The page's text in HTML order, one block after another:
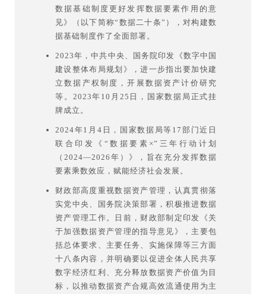
数据基础制度更好发挥数据要素作用的意
见》（以下简称“数据二十条”），对构建数
据基础制度作了全面部署。
2023年，中共中央、国务院印发《数字中国
建设整体布局规划》，进一步指出要加快建
立数据产权制度，开展数据资产计价研究
等。2023年10月25日，国家数据局正式挂
牌成立。
2024年1月4日，国家数据局等17部门近日
联合印发《“数据要素×”三年行动计划
（2024—2026年）》，旨在充分发挥数据
要素乘数效应，赋能经济社会发展。
财政部高度重视数据资产管理，认真贯彻落
实党中央、国务院决策部署，积极推进数据
资产管理工作。日前，财政部制定印发《关
于加强数据资产管理的指导意见》，主要包
括总体要求、主要任务、实施保障等三方面
十八条内容，并明确要以促进全体人民共享
数字经济红利、充分释放数据资产价值为目
标，以推动数据资产合规高效流通使用为主